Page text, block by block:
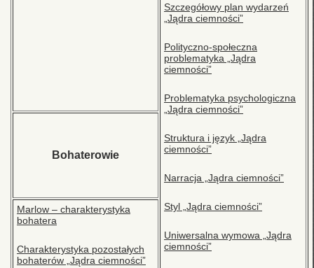
Szczegółowy plan wydarzeń
„Jądra ciemności”
Polityczno-społeczna
problematyka „Jądra
ciemności”
Problematyka psychologiczna
„Jądra ciemności”
Struktura i język „Jądra
ciemności”
Narracja „Jądra ciemności”
Styl „Jądra ciemności”
Uniwersalna wymowa „Jądra
ciemności”
Bohaterowie
Marlow – charakterystyka
bohatera
Charakterystyka pozostałych
bohaterów „Jądra ciemności”